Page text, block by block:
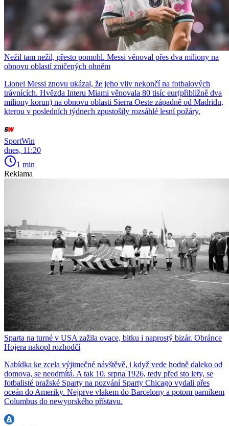
Nežil tam nežil, přesto pomohl. Messi věnoval přes dva miliony na
obnovu oblastí zničených ohněm
Lionel Messi znovu ukázal, že jeho vliv nekončí na fotbalových
trávnících. Hvězda Interu Miami věnovala 80 tisíc eur(přibližně dva
miliony korun) na obnovu oblasti Sierra Oeste západně od Madridu,
kterou v posledních týdnech zpustošily rozsáhlé lesní požáry.
SportWin
dnes, 11:20
1 min
Reklama
Sparta na turné v USA zažila ovace, bitku i naprostý bizár. Obránce
Hojera nakopl rozhodčí
Nabídka ke zcela výjimečné návštěvě, i když vede hodně daleko od
domova, se neodmítá. A tak 10. srpna 1926, tedy před sto lety, se
fotbalisté pražské Sparty na pozvání Sparty Chicago vydali přes
oceán do Ameriky. Nejprve vlakem do Barcelony a potom parníkem
Columbus do newyorského přístavu.